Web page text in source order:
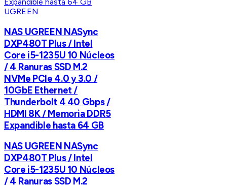
UGREEN
NAS UGREEN NASync
DXP480T Plus / Intel
Core i5-1235U 10 Núcleos
/ 4 Ranuras SSD M.2
NVMe PCIe 4.0 y 3.0 /
10GbE Ethernet /
Thunderbolt 4 40 Gbps /
HDMI 8K / Memoria DDR5
Expandible hasta 64 GB
NAS UGREEN NASync
DXP480T Plus / Intel
Core i5-1235U 10 Núcleos
/ 4 Ranuras SSD M.2